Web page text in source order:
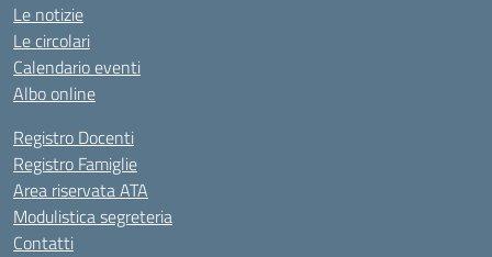
Le notizie
Le circolari
Calendario eventi
Albo online
Registro Docenti
Registro Famiglie
Area riservata ATA
Modulistica segreteria
Contatti